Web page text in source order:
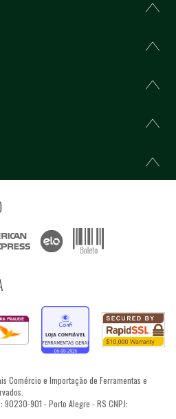
Comércio e Importação de Ferramentas e
901 - Porto Alegre - RS CNPJ: